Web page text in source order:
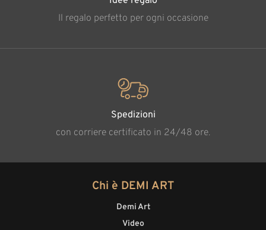
Il regalo perfetto per ogni occasione
Spedizioni
con corriere certificato in 24/48 ore.
Chi è DEMI ART
Demi Art
Video